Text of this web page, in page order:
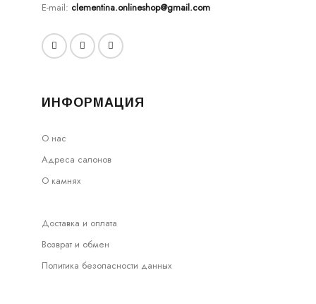
E-mail: clementina.onlineshop@gmail.com
ИНФОРМАЦИЯ
О нас
Адреса салонов
О камнях
Доставка и оплата
Возврат и обмен
Политика безопасности данных